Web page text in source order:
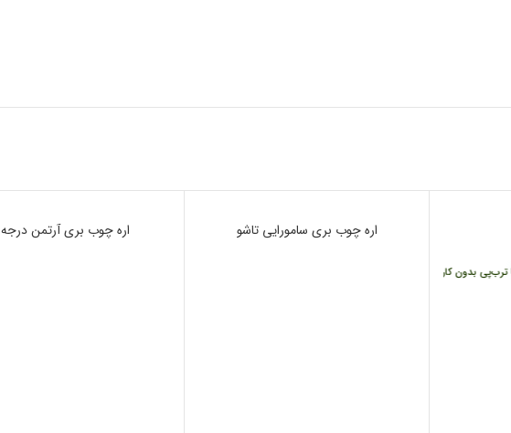
بدون کارمزد
ناموجوداره چوب بری سامورایی تاشو ناموجوداره چوب بری آرتمن درجه 1